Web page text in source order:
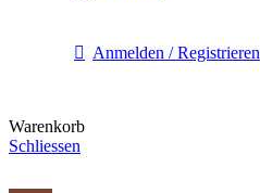
Anmelden / Registrieren
Warenkorb
Schliessen